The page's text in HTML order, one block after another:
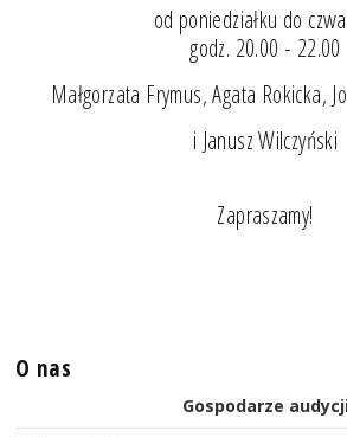
od poniedziałku do
godz. 20.00 - 22.00
Małgorzata Frymus, Agata Rokicka,
i Janusz Wilczyński
Zapraszamy!
O nas
Gospodarze